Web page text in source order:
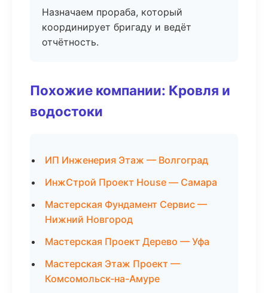
Назначаем прораба, который
координирует бригаду и ведёт
отчётность.
Похожие компании: Кровля и
водостоки
ИП Инженерия Этаж — Волгоград
ИнжСтрой Проект House — Самара
Мастерская Фундамент Сервис —
Нижний Новгород
Мастерская Проект Дерево — Уфа
Мастерская Этаж Проект —
Комсомольск-на-Амуре